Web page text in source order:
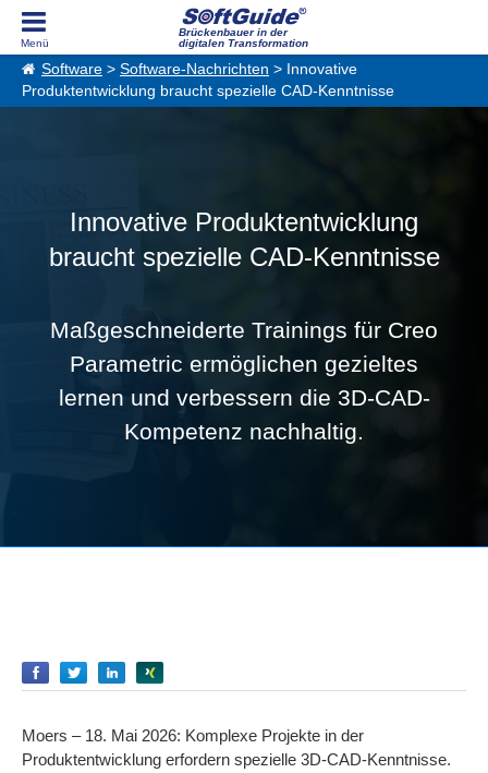
Brückenbauer in der
digitalen Transformation
Software > Software-Nachrichten > Innovative
Produktentwicklung braucht spezielle CAD-Kenntnisse
Innovative Produktentwicklung
braucht spezielle CAD-Kenntnisse
Maßgeschneiderte Trainings für Creo
Parametric ermöglichen gezieltes
lernen und verbessern die 3D-CAD-
Kompetenz nachhaltig.
EmpfehlenEmpfehlenEmpfehlen
Moers – 18. Mai 2026: Komplexe Projekte in der
Produktentwicklung erfordern spezielle 3D-CAD-Kenntnisse.